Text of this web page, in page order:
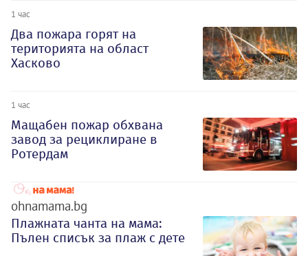
1 час
Два пожара горят на
територията на област
Хасково
1 час
Мащабен пожар обхвана
завод за рециклиране в
Ротердам
ohnamama.bg
Плажната чанта на мама:
Пълен списък за плаж с дете